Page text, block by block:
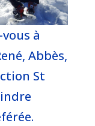
à
Abbès,
St